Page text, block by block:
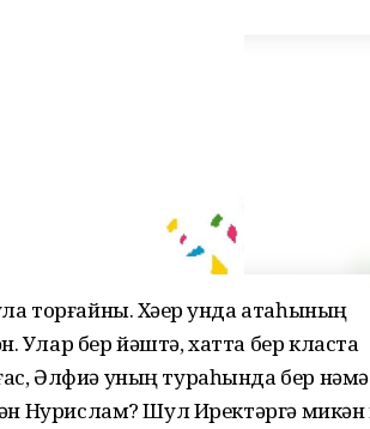
торғайны. Хәҙер унда атаһының
бер йәштә, хатта бер класта
Әлфиә уның тураһында бер
Нурислам? Шул Иректәргә микән